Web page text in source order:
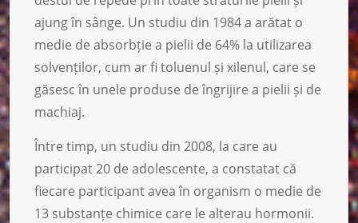
ajung în sânge. Un studiu din 1984 a arătat o
medie de absorbție a pielii de 64% la utilizarea
solvenților, cum ar fi toluenul și xilenul, care se
găsesc în unele produse de îngrijire a pielii și de
machiaj.
Între timp, un studiu din 2008, la care au
participat 20 de adolescente, a constatat că
fiecare participant avea în organism o medie de
13 substanțe chimice care le alterau hormonii.